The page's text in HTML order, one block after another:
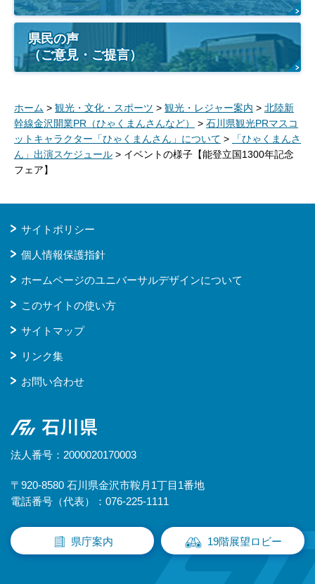
県民の声
（ご意見・ご提言）
ホーム > 観光・文化・スポーツ > 観光・レジャー案内 > 北陸新
幹線金沢開業PR（ひゃくまんさんなど）
> 石川県観光PRマスコ
ットキャラクター「ひゃくまんさん」について >
「ひゃくまんさ
ん」出演スケジュール > イベントの様子【能登立国1300年記念
フェア】
サイトポリシー
個人情報保護指針
ホームページのユニバーサルデザインについて
このサイトの使い方
サイトマップ
リンク集
お問い合わせ
石川県
法人番号：2000020170003
〒920-8580 石川県金沢市鞍月1丁目1番地
電話番号（代表）：076-225-1111
県庁案内 19階展望ロビー